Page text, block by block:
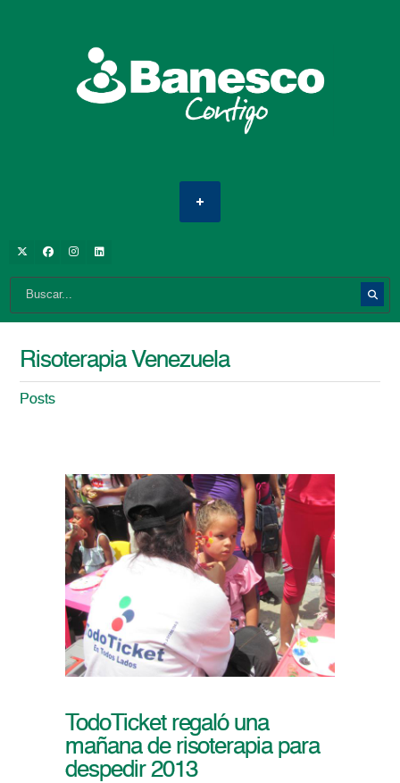
Risoterapia Venezuela
Posts
TodoTicket regaló una
mañana de risoterapia para
despedir 2013